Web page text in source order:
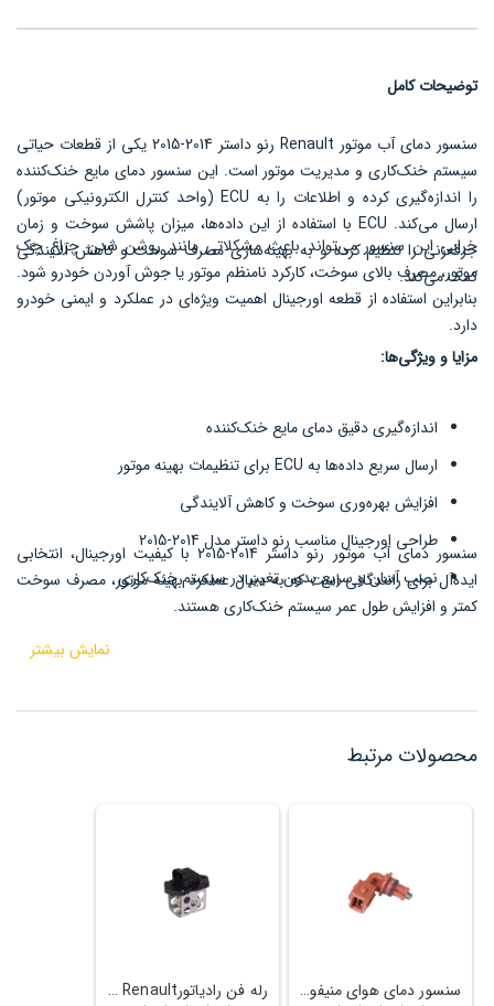
توضیحات کامل
سنسور دمای آب موتور Renault رنو داستر 2014-2015 یکی از قطعات حیاتی
سیستم خنک‌کاری و مدیریت موتور است. این سنسور دمای مایع خنک‌کننده
را اندازه‌گیری کرده و اطلاعات را به ECU (واحد کنترل الکترونیکی موتور)
ارسال می‌کند. ECU با استفاده از این داده‌ها، میزان پاشش سوخت و زمان
جرقه‌زنی را تنظیم کرده و به بهینه‌سازی مصرف سوخت و کاهش آلایندگی
کمک می‌کند.
خرابی این سنسور می‌تواند باعث مشکلاتی مانند روشن شدن چراغ چک
موتور، مصرف بالای سوخت، کارکرد نامنظم موتور یا جوش آوردن خودرو شود.
بنابراین استفاده از قطعه اورجینال اهمیت ویژه‌ای در عملکرد و ایمنی خودرو
دارد.
مزایا و ویژگی‌ها:
اندازه‌گیری دقیق دمای مایع خنک‌کننده
ارسال سریع داده‌ها به ECU برای تنظیمات بهینه موتور
افزایش بهره‌وری سوخت و کاهش آلایندگی
طراحی اورجینال مناسب رنو داستر مدل 2014-2015
نصب آسان و سریع بدون تغییر در سیستم خنک‌کاری
سنسور دمای آب موتور رنو داستر 2014-2015 با کیفیت اورجینال، انتخابی
ایده‌آل برای رانندگانی است که به دنبال عملکرد بهینه موتور، مصرف سوخت
کمتر و افزایش طول عمر سیستم خنک‌کاری هستند.
نمایش بیشتر
محصولات مرتبط
سنسور دمای هوای منیفولد Renault رنو داستر رله فن رادیاتورRenault رنو داستر 2014-2015